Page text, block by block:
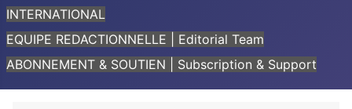
INTERNATIONAL
EQUIPE REDACTIONNELLE | Editorial Team
ABONNEMENT & SOUTIEN | Subscription & Support